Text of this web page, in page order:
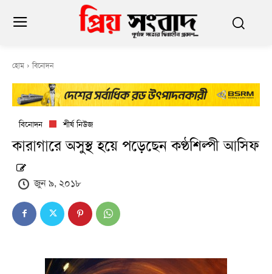
হোম বিনোদন
বিনোদন শীর্ষ নিউজ
কারাগারে অসুস্থ হয়ে পড়েছেন কণ্ঠশিল্পী আসিফ
জুন ৯, ২০১৮